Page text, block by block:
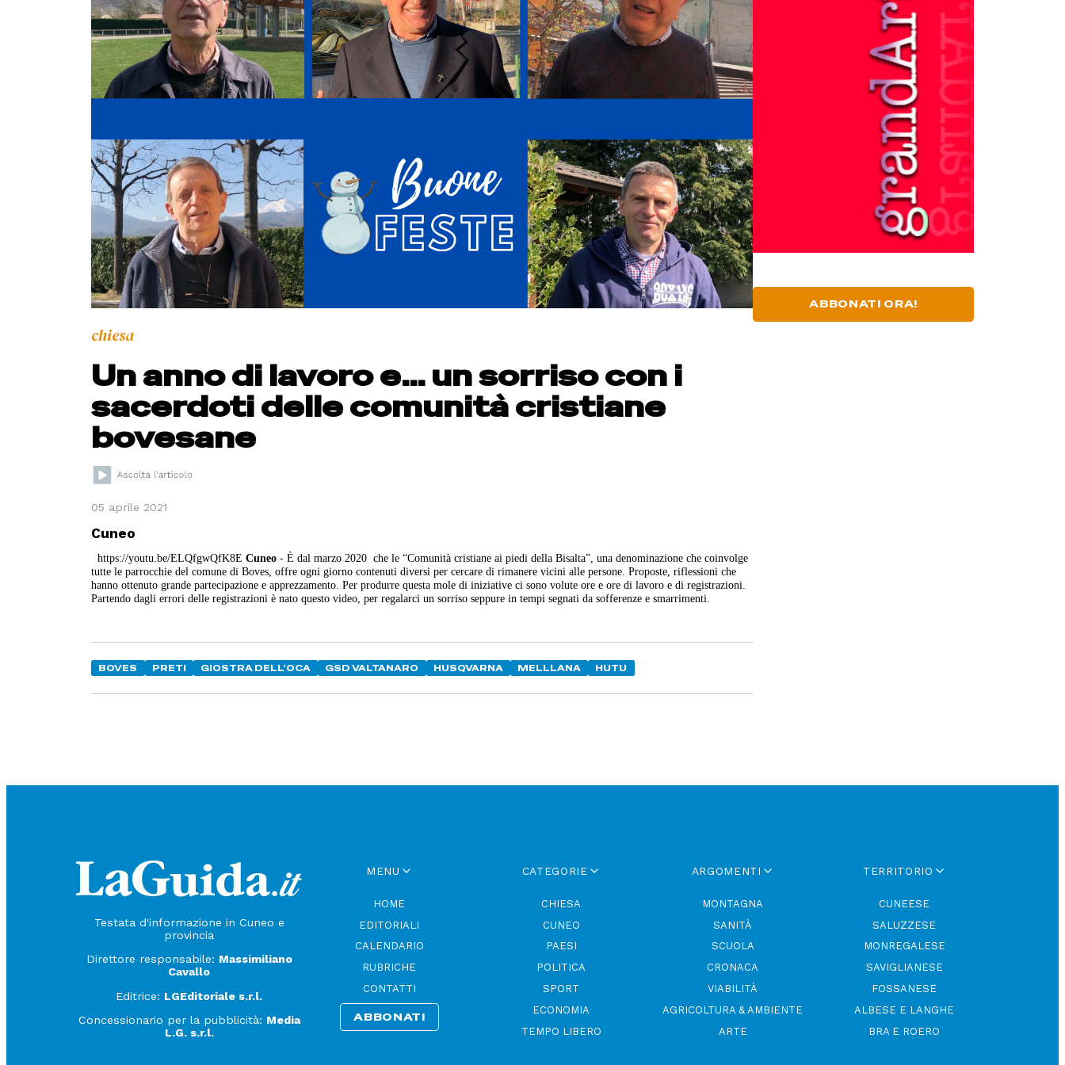
chiesa
Un anno di lavoro e… un sorriso con i
sacerdoti delle comunità cristiane
bovesane
05 aprile 2021
Cuneo
https://youtu.be/ELQfgwQfK8ECuneo - È dal marzo 2020 che le “Comunità cristiane ai piedi della Bisalta”, una denominazione che coinvolge
tutte le parrocchie del comune di Boves, offre ogni giorno contenuti diversi per cercare di rimanere vicini alle persone. Proposte, riflessioni che
hanno ottenuto grande partecipazione e apprezzamento. Per produrre questa mole di iniziative ci sono volute ore e ore di lavoro e di registrazioni.
Partendo dagli errori delle registrazioni è nato questo video, per regalarci un sorriso seppure in tempi segnati da sofferenze e smarrimenti.
BOVES PRETI GIOSTRA DELL'OCA GSD VALTANARO HUSQVARNA MELLLANA HUTU
ABBONATI ORA!
Testata d'informazione in Cuneo e
provincia
Direttore responsabile: Massimiliano
Cavallo
Editrice: LGEditoriale s.r.l.
Concessionario per la pubblicità: Media
L.G. s.r.l.
MENU
HOME
EDITORIALI
CALENDARIO
RUBRICHE
CONTATTI
ABBONATI
CATEGORIE
CHIESA
CUNEO
PAESI
POLITICA
SPORT
ECONOMIA
TEMPO LIBERO
ARGOMENTI
MONTAGNA
SANITÀ
SCUOLA
CRONACA
VIABILITÀ
AGRICOLTURA & AMBIENTE
ARTE
TERRITORIO
CUNEESE
SALUZZESE
MONREGALESE
SAVIGLIANESE
FOSSANESE
ALBESE E LANGHE
BRA E ROERO